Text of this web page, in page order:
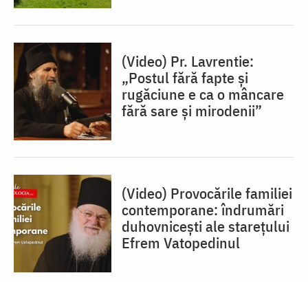
(Video) Pr. Lavrentie:
„Postul fără fapte și
rugăciune e ca o mâncare
fără sare și mirodenii”
(Video) Provocările familiei
contemporane: îndrumări
duhovnicești ale starețului
Efrem Vatopedinul